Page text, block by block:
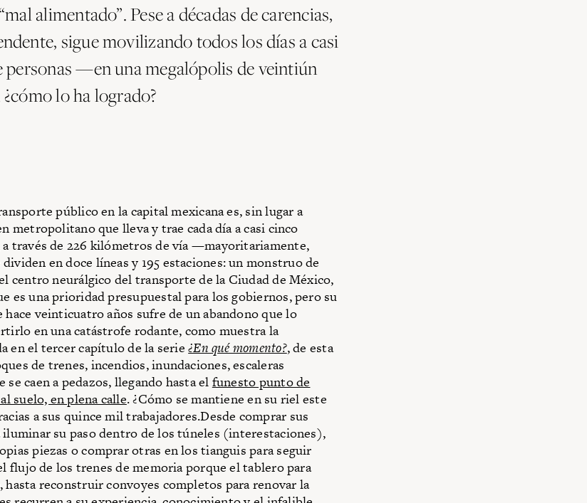
alimentado”. Pese a décadas de carencias,
sigue movilizando todos los días a casi
personas —en una megalópolis de veintiún
lo ha logrado?
público en la capital mexicana es, sin lugar a
metropolitano que lleva y trae cada día a casi cinco
través de 226 kilómetros de vía —mayoritariamente,
en doce líneas y 195 estaciones: un monstruo de
centro neurálgico del transporte de la Ciudad de México,
es una prioridad presupuestal para los gobiernos, pero su
hace veinticuatro años sufre de un abandono que lo
en una catástrofe rodante, como muestra la
en el tercer capítulo de la serie¿En qué momento?, de esta
de trenes, incendios, inundaciones, escaleras
se caen a pedazos, llegando hasta el funesto punto de
suelo, en plena calle. ¿Cómo se mantiene en su riel este
a sus quince mil trabajadores.Desde comprar sus
iluminar su paso dentro de los túneles (interestaciones),
piezas o comprar otras en los tianguis para seguir
flujo de los trenes de memoria porque el tablero para
hasta reconstruir convoyes completos para renovar la